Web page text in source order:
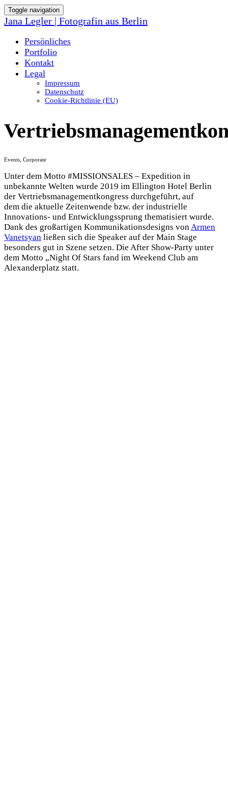
Toggle navigation
Jana Legler | Fotografin aus Berlin
Persönliches
Portfolio
Kontakt
Legal
Impressum
Datenschutz
Cookie-Richtlinie (EU)
Events, Corporate
Unter dem Motto #MISSIONSALES – Expedition in
unbekannte Welten wurde 2019 im Ellington Hotel Berlin
der Vertriebsmanagementkongress durchgeführt, auf
dem die aktuelle Zeitenwende bzw. der industrielle
Innovations- und Entwicklungssprung thematisiert wurde.
Dank des großartigen Kommunikationsdesigns von Armen
Vanetsyan ließen sich die Speaker auf der Main Stage
besonders gut in Szene setzen. Die After Show-Party unter
dem Motto „Night Of Stars fand im Weekend Club am
Alexanderplatz statt.